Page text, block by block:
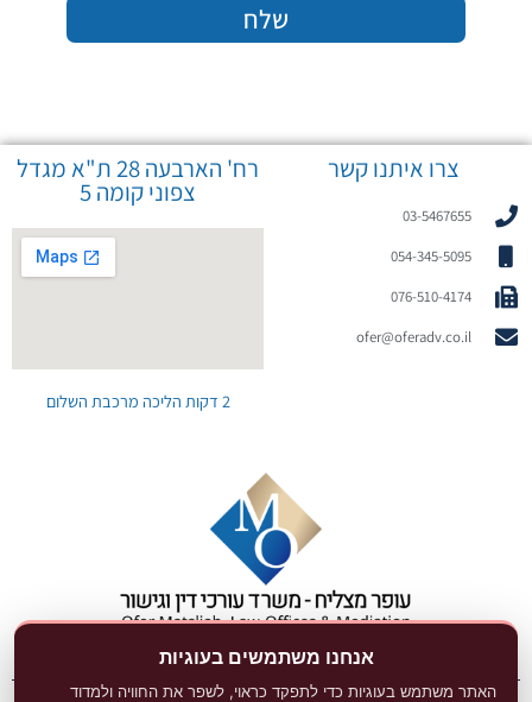
אנחנו משתמשים בעוגיות
האתר משתמש בעוגיות כדי לתפקד כראוי, לשפר את החוויה ולמדוד
שלח
צרו איתנו קשר
03-5467655
054-345-5095
076-510-4174
ofer@oferadv.co.il
רח' הארבעה 28 ת"א מגדל
צפוני קומה 5
2 דקות הליכה מרכבת השלום